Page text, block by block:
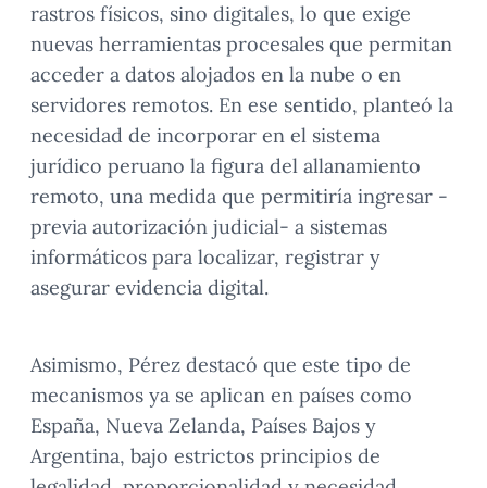
rastros físicos, sino digitales, lo que exige
nuevas herramientas procesales que permitan
acceder a datos alojados en la nube o en
servidores remotos. En ese sentido, planteó la
necesidad de incorporar en el sistema
jurídico peruano la figura del allanamiento
remoto, una medida que permitiría ingresar -
previa autorización judicial- a sistemas
informáticos para localizar, registrar y
asegurar evidencia digital.
Asimismo, Pérez destacó que este tipo de
mecanismos ya se aplican en países como
España, Nueva Zelanda, Países Bajos y
Argentina, bajo estrictos principios de